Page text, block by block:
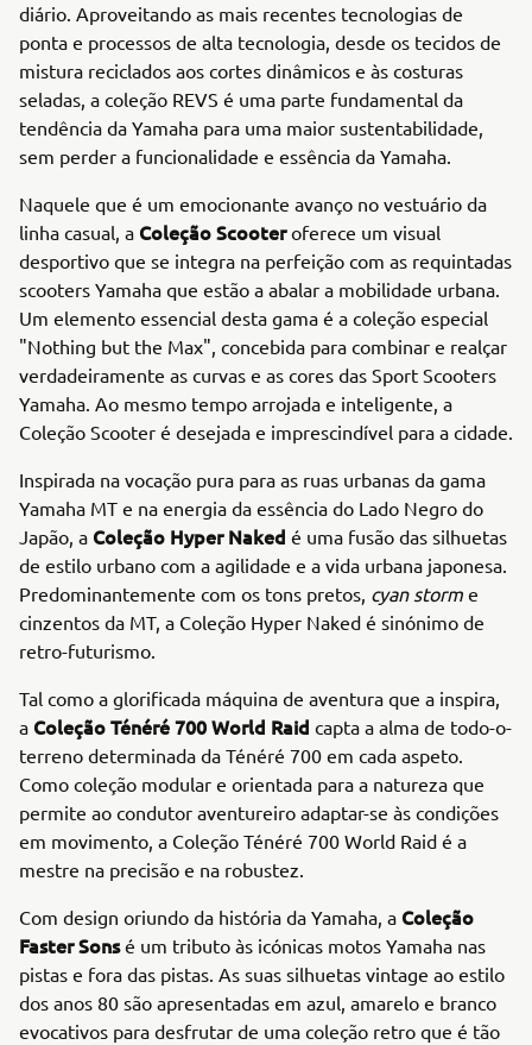
diário. Aproveitando as mais recentes tecnologias de
ponta e processos de alta tecnologia, desde os tecidos de
mistura reciclados aos cortes dinâmicos e às costuras
seladas, a coleção REVS é uma parte fundamental da
tendência da Yamaha para uma maior sustentabilidade,
sem perder a funcionalidade e essência da Yamaha.
Naquele que é um emocionante avanço no vestuário da
linha casual, a Coleção Scooteroferece um visual
desportivo que se integra na perfeição com as requintadas
scooters Yamaha que estão a abalar a mobilidade urbana.
Um elemento essencial desta gama é a coleção especial
"Nothing but the Max", concebida para combinar e realçar
verdadeiramente as curvas e as cores das Sport Scooters
Yamaha. Ao mesmo tempo arrojada e inteligente, a
Coleção Scooter é desejada e imprescindível para a cidade.
Inspirada na vocação pura para as ruas urbanas da gama
Yamaha MT e na energia da essência do Lado Negro do
Japão, a Coleção Hyper Naked é uma fusão das silhuetas
de estilo urbano com a agilidade e a vida urbana japonesa.
Predominantemente com os tons pretos, cyan storm e
cinzentos da MT, a Coleção Hyper Naked é sinónimo de
retro-futurismo.
Tal como a glorificada máquina de aventura que a inspira,
a Coleção Ténéré 700 World Raid capta a alma de todo-o-
terreno determinada da Ténéré 700 em cada aspeto.
Como coleção modular e orientada para a natureza que
permite ao condutor aventureiro adaptar-se às condições
em movimento, a Coleção Ténéré 700 World Raid é a
mestre na precisão e na robustez.
Com design oriundo da história da Yamaha, a Coleção
Faster Sonsé um tributo às icónicas motos Yamaha nas
pistas e fora das pistas. As suas silhuetas vintage ao estilo
dos anos 80 são apresentadas em azul, amarelo e branco
evocativos para desfrutar de uma coleção retro que é tão